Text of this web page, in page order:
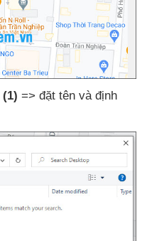
(1) => đặt tên và định